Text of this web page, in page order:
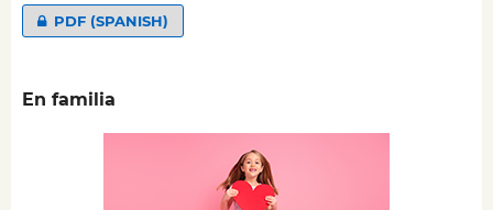
PDF (SPANISH)
En familia